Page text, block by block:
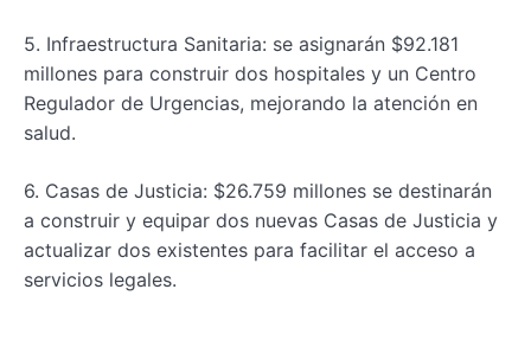
5. Infraestructura Sanitaria: se asignarán $92.181
millones para construir dos hospitales y un Centro
Regulador de Urgencias, mejorando la atención en
salud.
6. Casas de Justicia: $26.759 millones se destinarán
a construir y equipar dos nuevas Casas de Justicia y
actualizar dos existentes para facilitar el acceso a
servicios legales.